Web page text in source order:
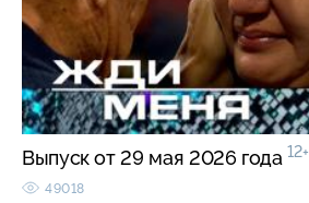
Выпуск от 29 мая 2026 года 12+
49018